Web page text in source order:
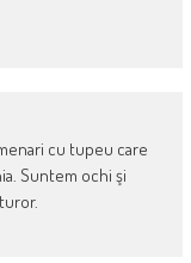
cu tupeu care
Suntem ochi şi